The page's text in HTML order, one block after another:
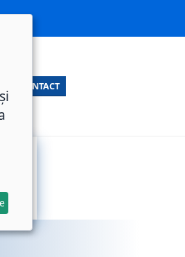
CONTACT